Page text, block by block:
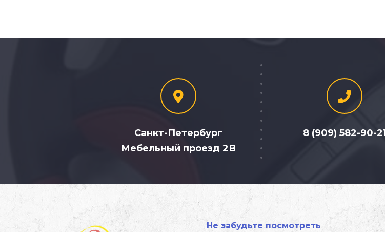
Санкт-Петербург
Мебельный проезд 2В
8 (909) 582-90-
Не забудьте посмотреть